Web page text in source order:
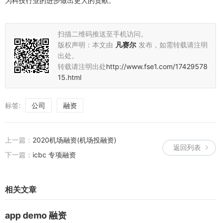
扫描二维码推送至手机访问。
版权声明：本文由 凡赛尔 发布，如需转载请注明
出处。
转载请注明出处http://www.fse1.com/17429578
15.html
标签: 公司 融资
返回列表
上一篇： 2020机场融资(机场投融资)
下一篇： icbc 专项融资
相关文章
app demo 融资